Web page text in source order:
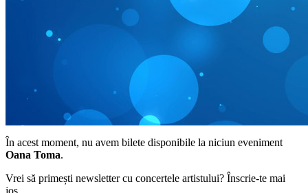
În acest moment, nu avem bilete disponibile la niciun eveniment
Oana Toma.
Vrei să primești newsletter cu concertele artistului? Înscrie-te mai
jos.